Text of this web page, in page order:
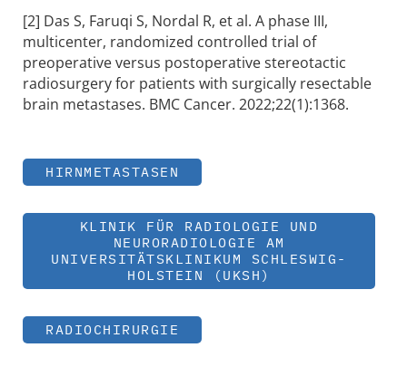
[2] Das S, Faruqi S, Nordal R, et al. A phase III,
multicenter, randomized controlled trial of
preoperative versus postoperative stereotactic
radiosurgery for patients with surgically resectable
brain metastases. BMC Cancer. 2022;22(1):1368.
HIRNMETASTASEN
KLINIK FÜR RADIOLOGIE UND
NEURORADIOLOGIE AM
UNIVERSITÄTSKLINIKUM SCHLESWIG-
HOLSTEIN (UKSH)
RADIOCHIRURGIE